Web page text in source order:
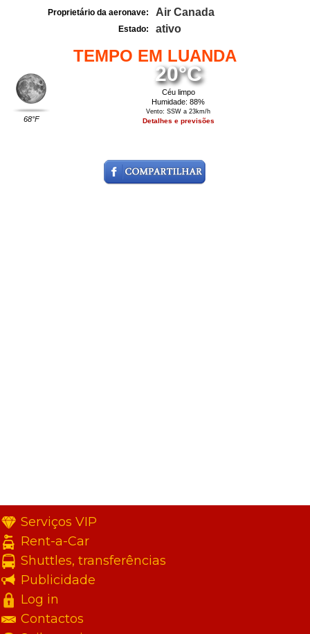
Proprietário da aeronave: Air Canada
Estado: ativo
TEMPO EM LUANDA
68°F
20°C
Céu limpo
Humidade: 88%
Vento: SSW a 23km/h
Detalhes e previsões
Serviços VIP
Rent-a-Car
Shuttles, transferências
Publicidade
Log in
Contactos